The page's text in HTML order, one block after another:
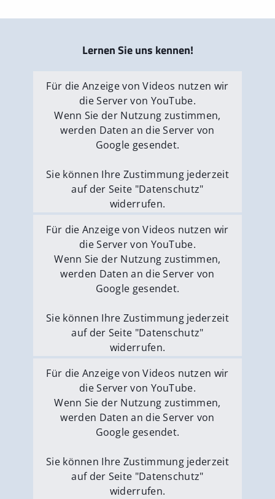
Lernen Sie uns kennen!
Für die Anzeige von Videos nutzen wir
die Server von YouTube.
Wenn Sie der Nutzung zustimmen,
werden Daten an die Server von
Google gesendet.
Sie können Ihre Zustimmung jederzeit
auf der Seite "Datenschutz"
widerrufen.
Externe Medien erlauben
Für die Anzeige von Videos nutzen wir
die Server von YouTube.
Wenn Sie der Nutzung zustimmen,
werden Daten an die Server von
Google gesendet.
Sie können Ihre Zustimmung jederzeit
auf der Seite "Datenschutz"
widerrufen.
Externe Medien erlauben
Für die Anzeige von Videos nutzen wir
die Server von YouTube.
Wenn Sie der Nutzung zustimmen,
werden Daten an die Server von
Google gesendet.
Sie können Ihre Zustimmung jederzeit
auf der Seite "Datenschutz"
widerrufen.